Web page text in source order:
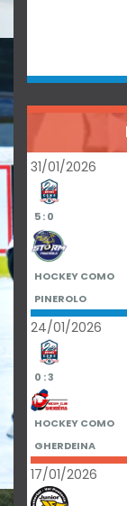
31/01/2026
5 : 0
HOCKEY COMO
PINEROLO
24/01/2026
0 : 3
HOCKEY COMO
GHERDEINA
17/01/2026